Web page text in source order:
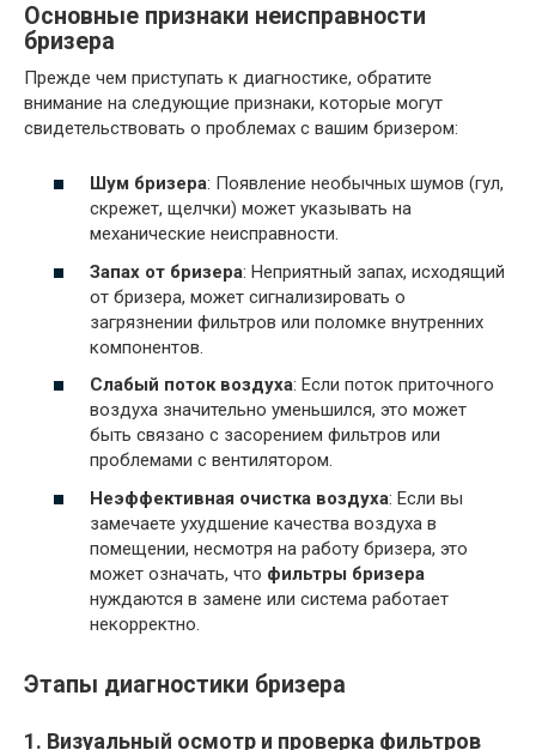
Основные признаки неисправности
бризера
Прежде чем приступать к диагностике, обратите
внимание на следующие признаки, которые могут
свидетельствовать о проблемах с вашим бризером:
Шум бризера: Появление необычных шумов (гул,
скрежет, щелчки) может указывать на
механические неисправности.
Запах от бризера: Неприятный запах, исходящий
от бризера, может сигнализировать о
загрязнении фильтров или поломке внутренних
компонентов.
Слабый поток воздуха: Если поток приточного
воздуха значительно уменьшился, это может
быть связано с засорением фильтров или
проблемами с вентилятором.
Неэффективная очистка воздуха: Если вы
замечаете ухудшение качества воздуха в
помещении, несмотря на работу бризера, это
может означать, что фильтры бризера
нуждаются в замене или система работает
некорректно.
Этапы диагностики бризера
1. Визуальный осмотр и проверка фильтров